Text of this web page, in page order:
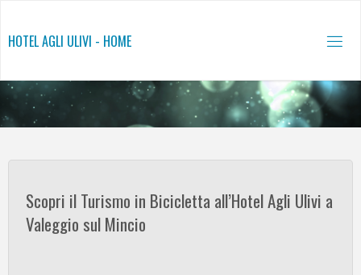
contenuto
HOTEL AGLI ULIVI - HOME
Scopri il Turismo in Bicicletta all’Hotel Agli Ulivi a
Valeggio sul Mincio